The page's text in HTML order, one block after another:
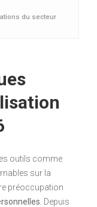
du secteur
outils comme
sur la
préoccupation
. Depuis